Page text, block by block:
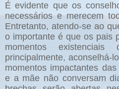
É evidente que os
necessários e merecem
Entretanto, atendo-se ao
o importante é que os pais
momentos existenciais
principalmente, aconselhá-
momentos impactantes
e a mãe não conversam